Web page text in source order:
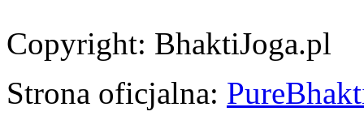
Copyright: BhaktiJoga.pl
Strona oficjalna: